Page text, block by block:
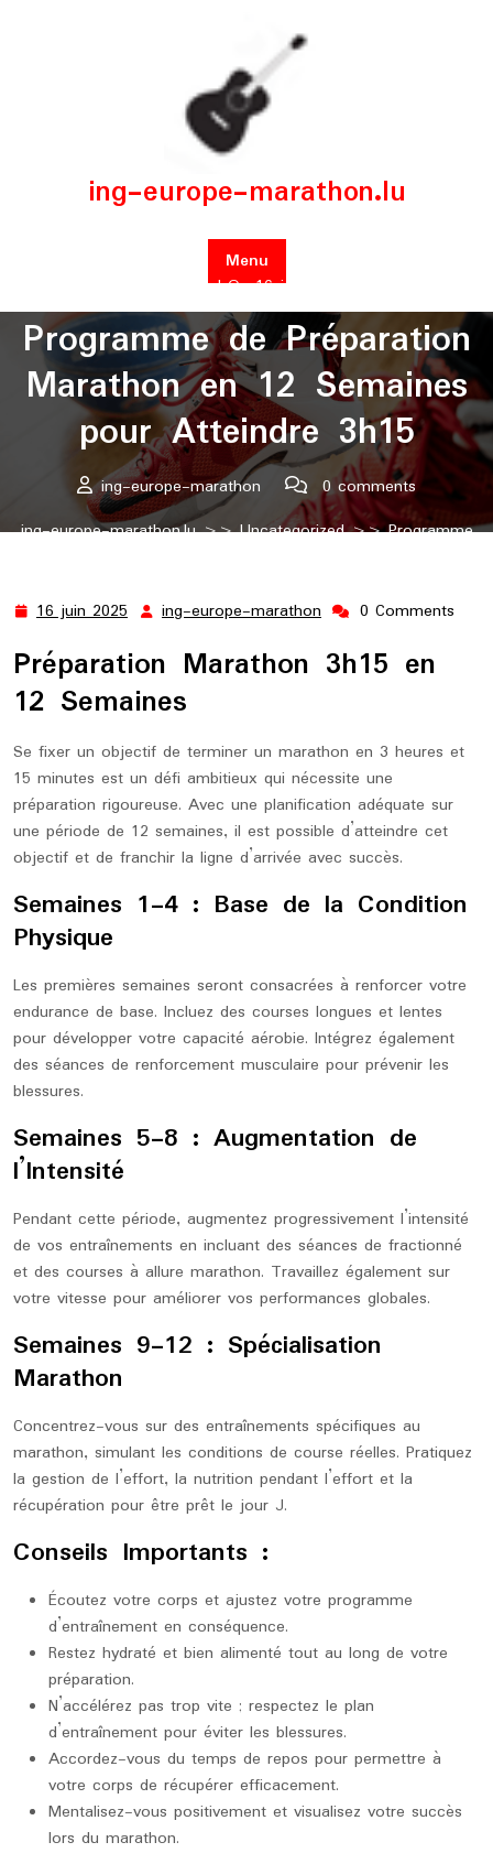
ing-europe-marathon.lu
Menu
Posted On 16 juin 2025
Programme de Préparation
Marathon en 12 Semaines
pour Atteindre 3h15
ing-europe-marathon
0 comments
ing-europe-marathon.lu>>Uncategorized>> Programme
16 juin 2025 16
2025
ing-europe-marathon ing-
marathon
0 Comments
Préparation Marathon 3h15 en
12 Semaines
Se fixer un objectif de terminer un marathon en 3 heures et
15 minutes est un défi ambitieux qui nécessite une
préparation rigoureuse. Avec une planification adéquate sur
une période de 12 semaines, il est possible d’atteindre cet
objectif et de franchir la ligne d’arrivée avec succès.
Semaines 1-4 : Base de la Condition
Physique
Les premières semaines seront consacrées à renforcer votre
endurance de base. Incluez des courses longues et lentes
pour développer votre capacité aérobie. Intégrez également
des séances de renforcement musculaire pour prévenir les
blessures.
Semaines 5-8 : Augmentation de
l’Intensité
Pendant cette période, augmentez progressivement l’intensité
de vos entraînements en incluant des séances de fractionné
et des courses à allure marathon. Travaillez également sur
votre vitesse pour améliorer vos performances globales.
Semaines 9-12 : Spécialisation
Marathon
Concentrez-vous sur des entraînements spécifiques au
marathon, simulant les conditions de course réelles. Pratiquez
la gestion de l’effort, la nutrition pendant l’effort et la
récupération pour être prêt le jour J.
Conseils Importants :
Écoutez votre corps et ajustez votre programme
d’entraînement en conséquence.
Restez hydraté et bien alimenté tout au long de votre
préparation.
N’accélérez pas trop vite ; respectez le plan
d’entraînement pour éviter les blessures.
Accordez-vous du temps de repos pour permettre à
votre corps de récupérer efficacement.
Mentalisez-vous positivement et visualisez votre succès
lors du marathon.